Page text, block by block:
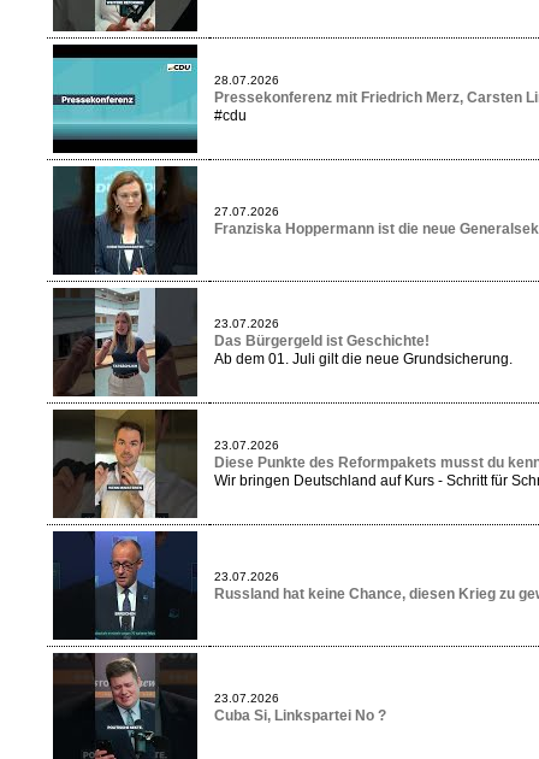
28.07.2026
Pressekonferenz mit Friedrich Merz, Carsten
#cdu
27.07.2026
Franziska Hoppermann ist die neue
23.07.2026
Das Bürgergeld ist Geschichte!
Ab dem 01. Juli gilt die neue Grundsicherung.
23.07.2026
Diese Punkte des Reformpakets musst du
Wir bringen Deutschland auf Kurs - Schritt für
23.07.2026
Russland hat keine Chance, diesen Krieg zu
23.07.2026
Cuba Si, Linkspartei No ?